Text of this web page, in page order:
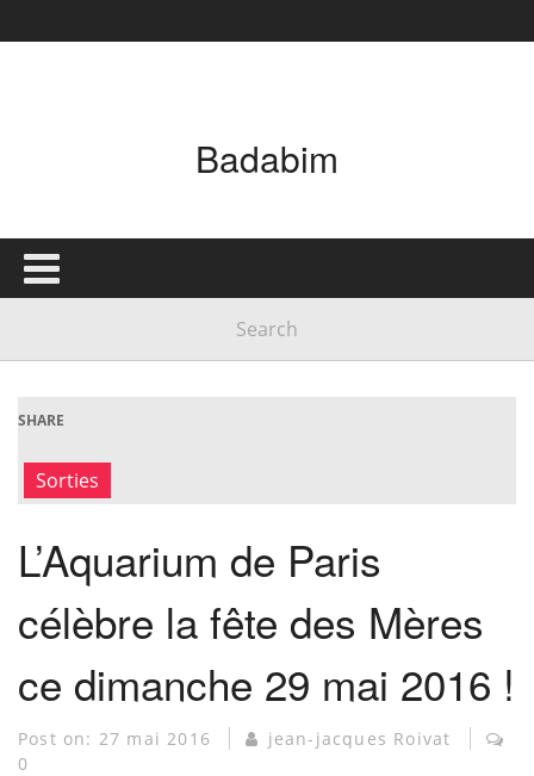
Badabim
SHARE
Sorties
L’Aquarium de Paris
célèbre la fête des Mères
ce dimanche 29 mai 2016 !
Post on: 27 mai 2016
jean-jacques Roivat
0